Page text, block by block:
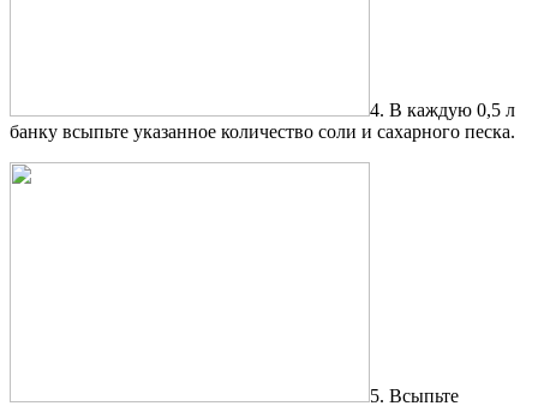
4. В каждую 0,5 л
банку всыпьте указанное количество соли и сахарного песка.
5. Всыпьте